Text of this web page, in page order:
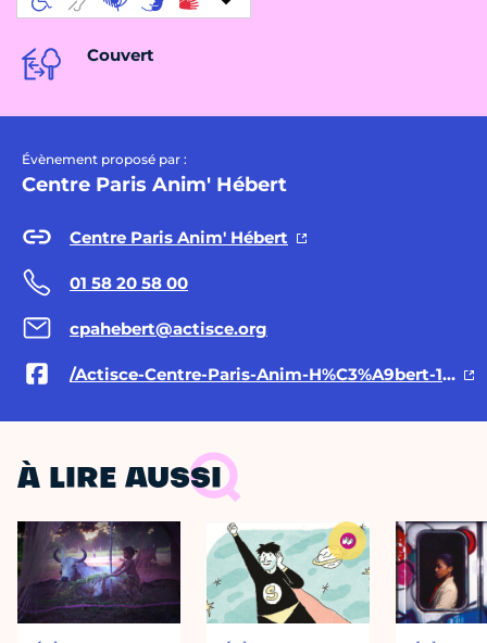
Couvert
Évènement proposé par :
Centre Paris Anim' Hébert
Centre Paris Anim' Hébert
01 58 20 58 00
cpahebert@actisce.org
/Actisce-Centre-Paris-Anim-H%C3%A9bert-109619928292447/
À LIRE AUSSI